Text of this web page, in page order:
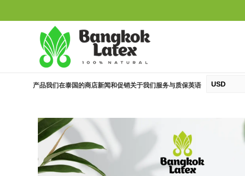
产品我们在泰国的商店新闻和促销关于我们 服务与质保英语 USD